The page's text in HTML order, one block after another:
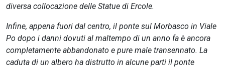
diversa collocazione delle Statue di Ercole.
Infine, appena fuori dal centro, il ponte sul Morbasco in Viale
Po dopo i danni dovuti al maltempo di un anno fa è ancora
completamente abbandonato e pure male transennato. La
caduta di un albero ha distrutto in alcune parti il ponte